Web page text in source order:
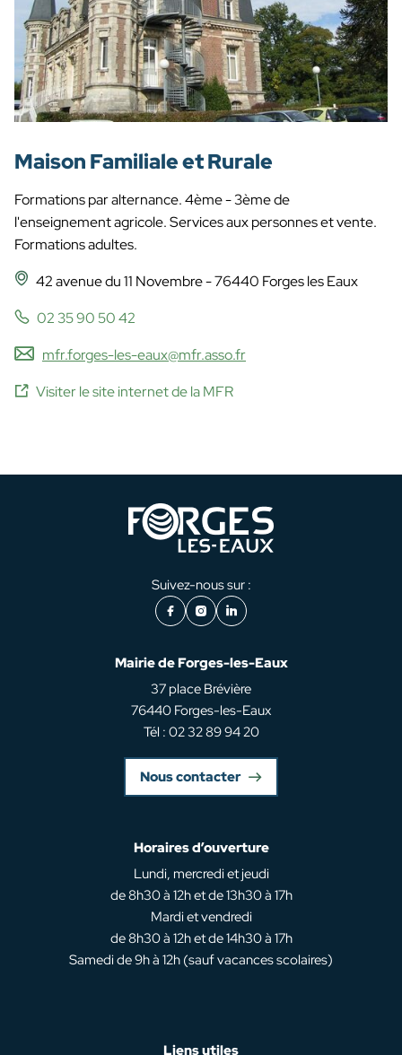
Maison Familiale et Rurale
Formations par alternance. 4ème - 3ème de
l'enseignement agricole. Services aux personnes et vente.
Formations adultes.
42 avenue du 11 Novembre - 76440 Forges les Eaux
02 35 90 50 42
mfr.forges-les-eaux@mfr.asso.fr
Visiter le site internet de la MFR
Suivez-nous sur :
FacebookInstagram
LinkedIn
Mairie de Forges-les-Eaux
37 place Brévière
76440 Forges-les-Eaux
Tél : 02 32 89 94 20
Nous contacter
Horaires d’ouverture
Lundi, mercredi et jeudi
de 8h30 à 12h et de 13h30 à 17h
Mardi et vendredi
de 8h30 à 12h et de 14h30 à 17h
Samedi de 9h à 12h (sauf vacances scolaires)
Liens utiles